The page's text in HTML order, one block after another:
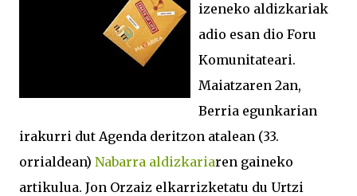
izeneko aldizkariak
adio esan dio Foru
Komunitateari.
Maiatzaren 2an,
Berria egunkarian
irakurri dut Agenda deritzon atalean (33.
orrialdean) Nabarra aldizkariaren gaineko
artikulua. Jon Orzaiz elkarrizketatu du Urtzi